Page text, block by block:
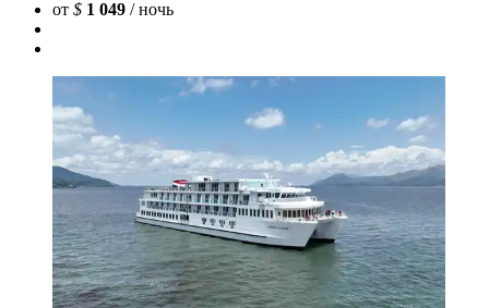
от $ 1 049 / ночь